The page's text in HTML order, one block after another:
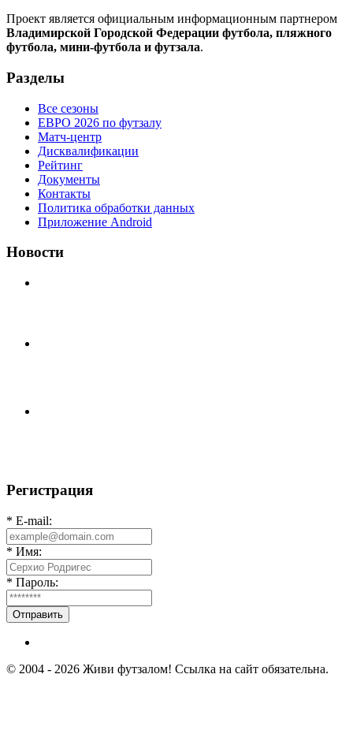
Проект является официальным информационным партнером
Владимирской Городской Федерации футбола, пляжного
футбола, мини-футбола и футзала.
Разделы
Все сезоны
ЕВРО 2026 по футзалу
Матч-центр
Дисквалификации
Рейтинг
Документы
Контакты
Политика обработки данных
Приложение Android
Новости
Регистрация
* E-mail:
* Имя:
* Пароль:
Отправить
© 2004 - 2026 Живи футзалом! Ссылка на сайт обязательна.